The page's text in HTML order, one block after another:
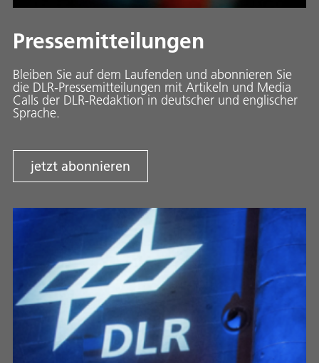
Pressemitteilungen
Bleiben Sie auf dem Laufenden und abonnieren Sie
die DLR-Pressemitteilungen mit Artikeln und Media
Calls der DLR-Redaktion in deutscher und englischer
Sprache.
jetzt abonnieren